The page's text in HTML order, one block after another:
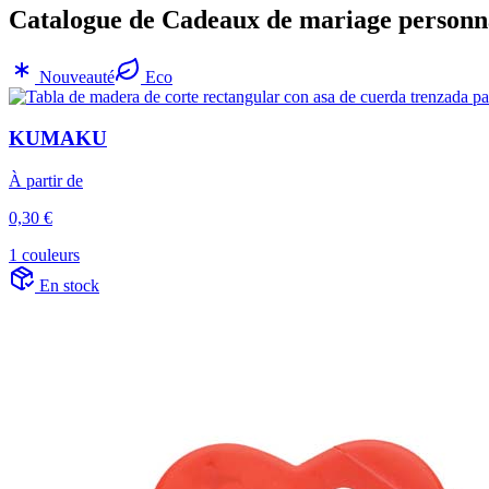
Catalogue de Cadeaux de mariage
Nouveauté Eco
KUMAKU
À partir de
0,30 €
1 couleurs
En stock